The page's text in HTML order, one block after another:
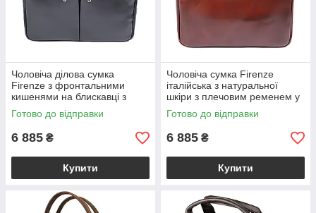
Чоловіча ділова сумка
Firenze з фронтальними
кишенями на блискавці з
натуральної італійської шкіри
чорна BS2223-05-31
Готово до відправки
6 885 ₴
Купити
Чоловіча сумка Firenze
італійська з натуральної
шкіри з плечовим ременем у
комплекті руда BS2223-45-31
Готово до відправки
6 885 ₴
Купити